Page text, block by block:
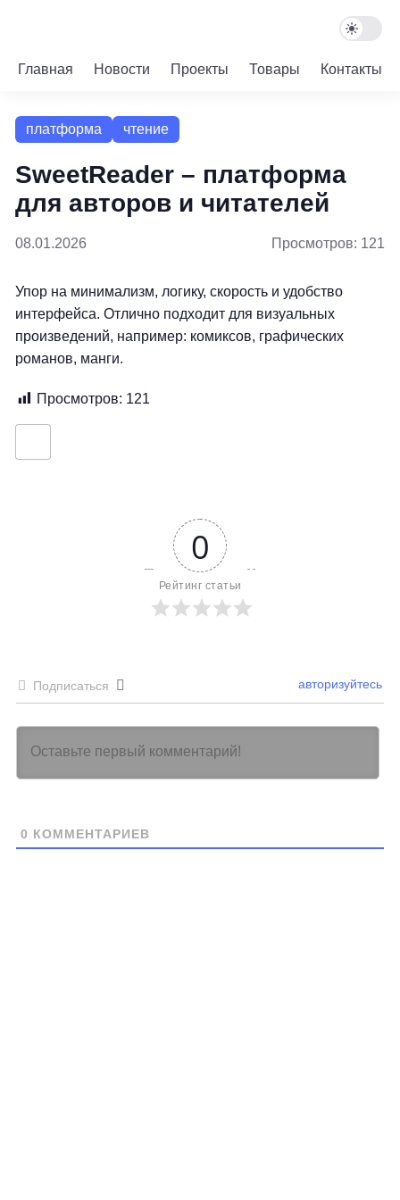
Главная Новости Проекты Товары Контакты
платформа чтение
SweetReader – платформа
для авторов и читателей
08.01.2026 Просмотров: 121
Упор на минимализм, логику, скорость и удобство
интерфейса. Отлично подходит для визуальных
произведений, например: комиксов, графических
романов, манги.
Просмотров: 121
0
Рейтинг статьи
Подписаться авторизуйтесь
0 КОММЕНТАРИЕВ